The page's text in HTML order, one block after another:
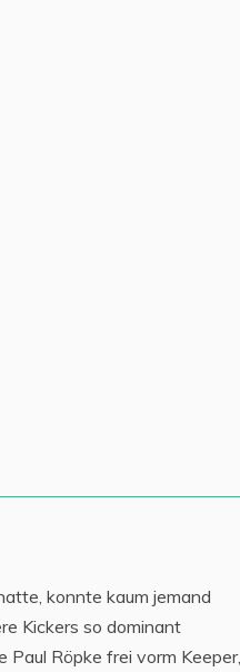
konnte kaum jemand
Kickers so dominant
Röpke frei vorm Keeper,